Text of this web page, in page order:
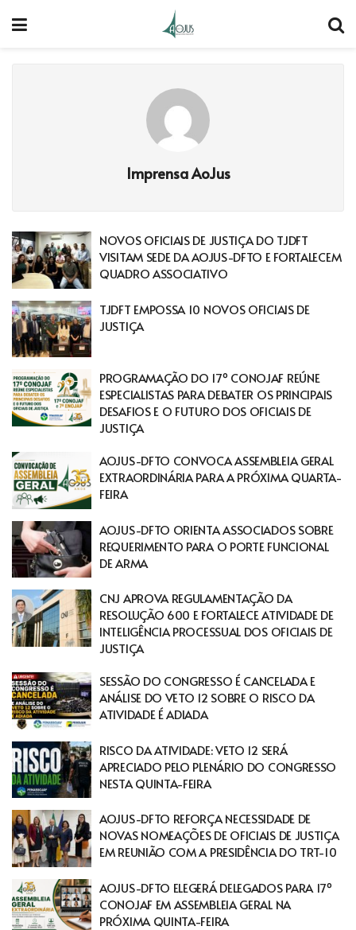
Imprensa AoJus
NOVOS OFICIAIS DE JUSTIÇA DO TJDFT
VISITAM SEDE DA AOJUS-DFTO E FORTALECEM
QUADRO ASSOCIATIVO
TJDFT EMPOSSA 10 NOVOS OFICIAIS DE
JUSTIÇA
PROGRAMAÇÃO DO 17º CONOJAF REÚNE
ESPECIALISTAS PARA DEBATER OS PRINCIPAIS
DESAFIOS E O FUTURO DOS OFICIAIS DE
JUSTIÇA
AOJUS-DFTO CONVOCA ASSEMBLEIA GERAL
EXTRAORDINÁRIA PARA A PRÓXIMA QUARTA-
FEIRA
AOJUS-DFTO ORIENTA ASSOCIADOS SOBRE
REQUERIMENTO PARA O PORTE FUNCIONAL
DE ARMA
CNJ APROVA REGULAMENTAÇÃO DA
RESOLUÇÃO 600 E FORTALECE ATIVIDADE DE
INTELIGÊNCIA PROCESSUAL DOS OFICIAIS DE
JUSTIÇA
SESSÃO DO CONGRESSO É CANCELADA E
ANÁLISE DO VETO 12 SOBRE O RISCO DA
ATIVIDADE É ADIADA
RISCO DA ATIVIDADE: VETO 12 SERÁ
APRECIADO PELO PLENÁRIO DO CONGRESSO
NESTA QUINTA-FEIRA
AOJUS-DFTO REFORÇA NECESSIDADE DE
NOVAS NOMEAÇÕES DE OFICIAIS DE JUSTIÇA
EM REUNIÃO COM A PRESIDÊNCIA DO TRT-10
AOJUS-DFTO ELEGERÁ DELEGADOS PARA 17º
CONOJAF EM ASSEMBLEIA GERAL NA
PRÓXIMA QUINTA-FEIRA